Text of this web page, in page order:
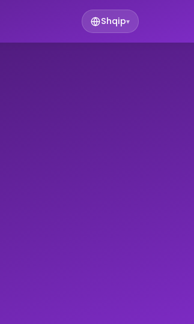
Shqip▾